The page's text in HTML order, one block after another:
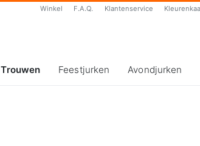
Winkel F.A.Q. Klantenservice
Trouwen Feestjurken Avondjurken